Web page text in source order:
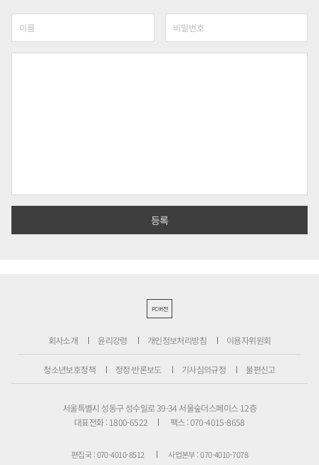
PC버전
회사소개 윤리강령 개인정보처리방침 이용자위원회
청소년보호정책 정정·반론보도 기사심의규정 불편신고
서울특별시 성동구 성수일로 39-34 서울숲더스페이스 12층
대표전화 : 1800-6522
팩스 : 070-4015-8658
편집국 : 070-4010-8512
사업본부 : 070-4010-7078